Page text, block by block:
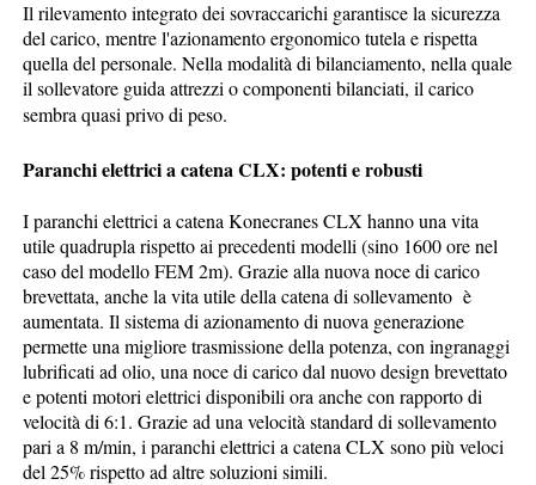
Il rilevamento integrato dei sovraccarichi garantisce la sicurezza
del carico, mentre l'azionamento ergonomico tutela e rispetta
quella del personale. Nella modalità di bilanciamento, nella quale
il sollevatore guida attrezzi o componenti bilanciati, il carico
sembra quasi privo di peso.
Paranchi elettrici a catena CLX: potenti e robusti
I paranchi elettrici a catena Konecranes CLX hanno una vita
utile quadrupla rispetto ai precedenti modelli (sino 1600 ore nel
caso del modello FEM 2m). Grazie alla nuova noce di carico
brevettata, anche la vita utile della catena di sollevamento è
aumentata. Il sistema di azionamento di nuova generazione
permette una migliore trasmissione della potenza, con ingranaggi
lubrificati ad olio, una noce di carico dal nuovo design brevettato
e potenti motori elettrici disponibili ora anche con rapporto di
velocità di 6:1. Grazie ad una velocità standard di sollevamento
pari a 8 m/min, i paranchi elettrici a catena CLX sono più veloci
del 25% rispetto ad altre soluzioni simili.